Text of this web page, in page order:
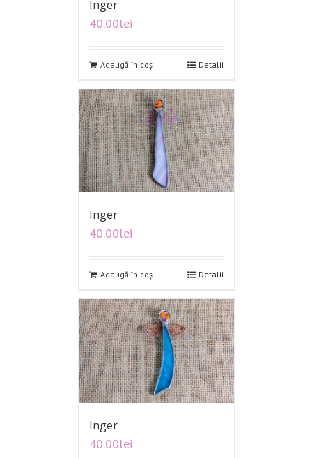
Inger
40.00lei
Adaugă în coș Detalii
Inger
40.00lei
Adaugă în coș Detalii
Inger
40.00lei